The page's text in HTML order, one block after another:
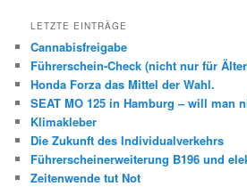
LETZTE EINTRÄGE
Cannabisfreigabe
Führerschein-Check (nicht nur für
Honda Forza das Mittel der Wahl.
SEAT MO 125 in Hamburg – will man
Klimakleber
Die Zukunft des Individualverkehrs
Führerscheinerweiterung B196 und
Zeitenwende tut Not